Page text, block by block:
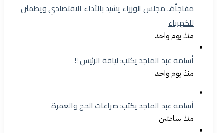
مفاجأة.. مجلس الوزراء يشيد بالأداء الاقتصادي ويطمئن
للكهرباء
منذ يوم واحد
أسامه عبد الماجد يكتب: لياقة الرئيس !!
منذ يوم واحد
أسامه عبد الماجد يكتب: صراعات الحج والعمرة
منذ ساعتين